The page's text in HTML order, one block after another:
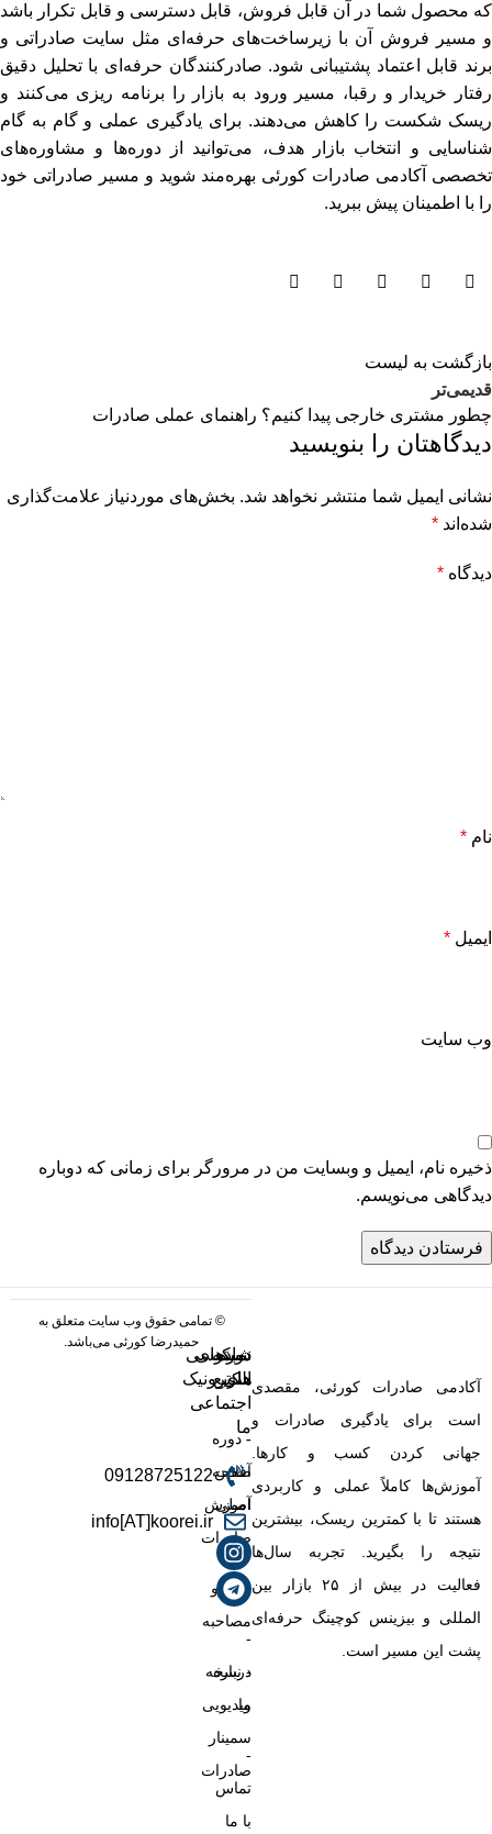
که محصول شما در آن قابل فروش، قابل دسترسی و قابل تکرار باشد
و مسیر فروش آن با زیرساخت‌های حرفه‌ای مثل سایت صادراتی و
برند قابل اعتماد پشتیبانی شود. صادرکنندگان حرفه‌ای با تحلیل دقیق
رفتار خریدار و رقبا، مسیر ورود به بازار را برنامه‌ ریزی می‌کنند و
ریسک شکست را کاهش می‌دهند. برای یادگیری عملی و گام‌ به‌ گام
شناسایی و انتخاب بازار هدف، می‌توانید از دوره‌ها و مشاوره‌های
تخصصی آکادمی صادرات کورئی بهره‌مند شوید و مسیر صادراتی خود
را با اطمینان پیش ببرید.
بازگشت به لیست
قدیمی‌تر
چطور مشتری خارجی پیدا کنیم؟ راهنمای عملی صادرات
دیدگاهتان را بنویسید
نشانی ایمیل شما منتشر نخواهد شد. بخش‌های موردنیاز علامت‌گذاری
شده‌اند *
دیدگاه *
نام *
ایمیل *
وب‌ سایت
ذخیره نام، ایمیل و وبسایت من در مرورگر برای زمانی که دوباره
دیدگاهی می‌نویسم.
آکادمی صادرات کورئی، مقصدی
است برای یادگیری صادرات و
جهانی کردن کسب‌ و کارها.
آموزش‌ها کاملاً عملی و کاربردی
هستند تا با کمترین ریسک، بیشترین
نتیجه را بگیرید. تجربه سال‌ها
فعالیت در بیش از ۲۵ بازار بین‌
المللی و بیزینس کوچینگ حرفه‌ای
پشت این مسیر است.
دسترسی
سریع
-
صفحه
اصلی
-
بلاگ
-
درباره
ما
-
تماس
با ما
دوره
ها
- دوره
آفلاین
آموزش
صادرات
- رزرو
مصاحبه
- نسخه
ویدیویی
سمینار
صادرات
شبکه
های
اجتماعی
ما
09128725122
info[AT]koorei.ir
نمادهای
الکترونیک
© تمامی حقوق وب سایت متعلق به
حمیدرضا کورئی می‌باشد.